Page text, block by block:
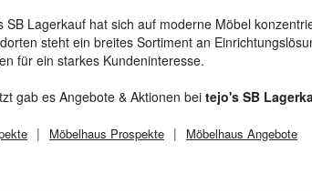
SB Lagerkauf hat sich auf moderne Möbel
steht ein breites Sortiment an
für ein starkes Kundeninteresse.
gab es Angebote & Aktionen beitejo's SB
Möbelhaus Prospekte Möbelhaus Angebote